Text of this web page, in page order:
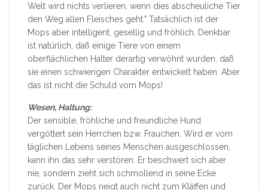
Welt wird nichts verlieren, wenn dies abscheuliche Tier
den Weg allen Fleisches geht." Tatsächlich ist der
Mops aber intelligent, gesellig und fröhlich. Denkbar
ist natürlich, daß einige Tiere von einem
oberflächlichen Halter derartig verwöhnt wurden, daß
sie einen schwierigen Charakter entwickelt haben. Aber
das ist nicht die Schuld vom Mops!
Wesen, Haltung:
Der sensible, fröhliche und freundliche Hund
vergöttert sein Herrchen bzw. Frauchen. Wird er vom
täglichen Lebens seines Menschen ausgeschlossen,
kann ihn das sehr verstören. Er beschwert sich aber
nie, sondern zieht sich schmollend in seine Ecke
zurück. Der Mops neigt auch nicht zum Kläffen und